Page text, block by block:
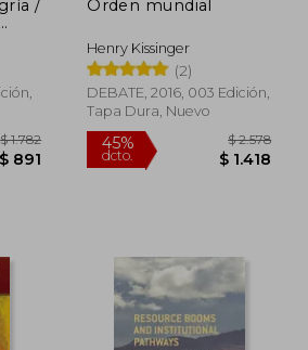
/
in
Orden mundial
Henry Kissinger
(2)
DEBATE, 2016, 003 Edición,
Tapa Dura, Nuevo